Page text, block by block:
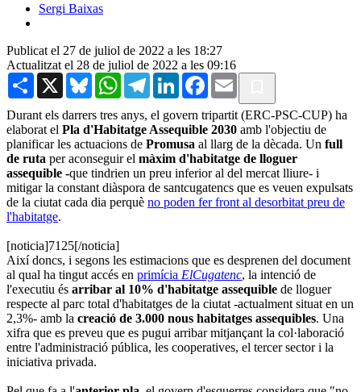
Sergi Baixas
Publicat el 27 de juliol de 2022 a les 18:27
Actualitzat el 28 de juliol de 2022 a les 09:16
Share X BlueskyWhatsAppTelegramLinkedInFacebook
Email
Durant els darrers tres anys, el govern tripartit (ERC-PSC-CUP) ha
elaborat el Pla d'Habitatge Assequible 2030 amb l'objectiu de
planificar les actuacions de Promusa al llarg de la dècada. Un full
de ruta per aconseguir el màxim d'habitatge de lloguer
assequible -que tindrien un preu inferior al del mercat lliure- i
mitigar la constant diàspora de santcugatencs que es veuen expulsats
de la ciutat cada dia perquè no poden fer front al desorbitat preu de
l'habitatge.
[noticia]7125[/noticia]
Així doncs, i segons les estimacions que es desprenen del document
al qual ha tingut accés en primícia ElCugatenc, la intenció de
l'executiu és arribar al 10% d'habitatge assequible de lloguer
respecte al parc total d'habitatges de la ciutat -actualment situat en un
2,3%- amb la creació de 3.000 nous habitatges assequibles. Una
xifra que es preveu que es pugui arribar mitjançant la col·laboració
entre l'administració pública, les cooperatives, el tercer sector i la
iniciativa privada.